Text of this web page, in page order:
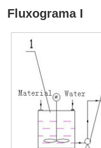
Fluxograma I